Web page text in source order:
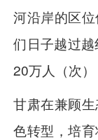
河沿岸的区
们日子越过
20万人（次）
甘肃在兼顾
色转型，培